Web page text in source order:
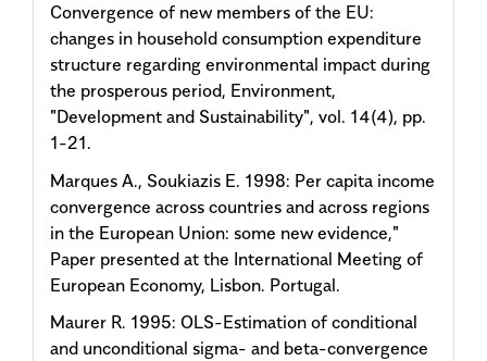
Convergence of new members of the EU:
changes in household consumption expenditure
structure regarding environmental impact during
the prosperous period, Environment,
"Development and Sustainability", vol. 14(4), pp.
1-21.
Marques A., Soukiazis E. 1998: Per capita income
convergence across countries and across regions
in the European Union: some new evidence,"
Paper presented at the International Meeting of
European Economy, Lisbon. Portugal.
Maurer R. 1995: OLS-Estimation of conditional
and unconditional sigma- and beta-convergence